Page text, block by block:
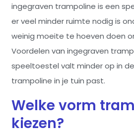
ingegraven trampoline is een
er veel minder ruimte nodig is
weinig moeite te hoeven doen
Voordelen van ingegraven
speeltoestel valt minder op in
trampoline in je tuin past.
Welke vorm
kiezen?